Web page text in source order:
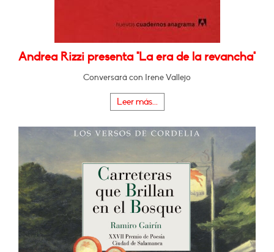
Andrea Rizzi presenta "La era de la revancha"
Conversará con Irene Vallejo
Leer más...